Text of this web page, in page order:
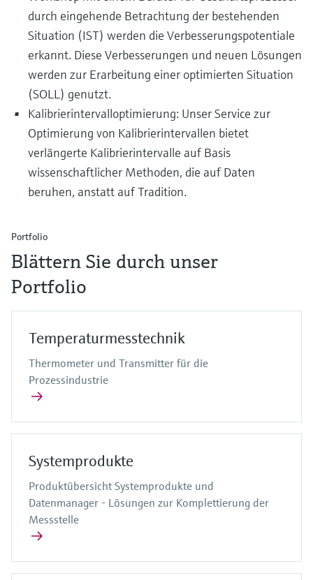
durch eingehende Betrachtung der bestehenden
Situation (IST) werden die Verbesserungspotentiale
erkannt. Diese Verbesserungen und neuen Lösungen
werden zur Erarbeitung einer optimierten Situation
(SOLL) genutzt.
Kalibrierintervalloptimierung: Unser Service zur
Optimierung von Kalibrierintervallen bietet
verlängerte Kalibrierintervalle auf Basis
wissenschaftlicher Methoden, die auf Daten
beruhen, anstatt auf Tradition.
Portfolio
Blättern Sie durch unser
Portfolio
Temperaturmesstechnik
Thermometer und Transmitter für die
Prozessindustrie
Systemprodukte
Produktübersicht Systemprodukte und
Datenmanager - Lösungen zur Komplettierung der
Messstelle